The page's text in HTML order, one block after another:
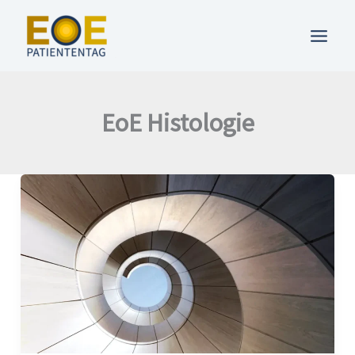
springen
EoE Histologie